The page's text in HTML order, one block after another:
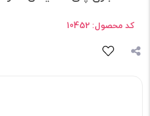
کد محصول: 10452